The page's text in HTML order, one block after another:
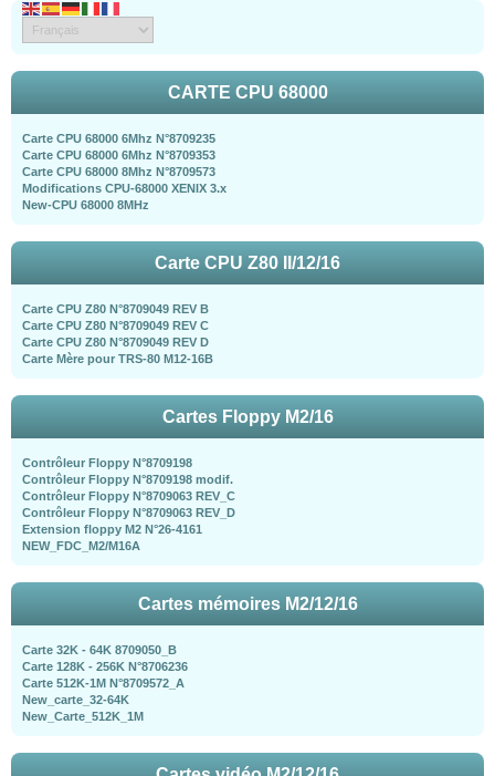
CARTE CPU 68000
Carte CPU 68000 6Mhz N°8709235
Carte CPU 68000 6Mhz N°8709353
Carte CPU 68000 8Mhz N°8709573
Modifications CPU-68000 XENIX 3.x
New-CPU 68000 8MHz
Carte CPU Z80 II/12/16
Carte CPU Z80 N°8709049 REV B
Carte CPU Z80 N°8709049 REV C
Carte CPU Z80 N°8709049 REV D
Carte Mère pour TRS-80 M12-16B
Cartes Floppy M2/16
Contrôleur Floppy N°8709198
Contrôleur Floppy N°8709198 modif.
Contrôleur Floppy N°8709063 REV_C
Contrôleur Floppy N°8709063 REV_D
Extension floppy M2 N°26-4161
NEW_FDC_M2/M16A
Cartes mémoires M2/12/16
Carte 32K - 64K 8709050_B
Carte 128K - 256K N°8706236
Carte 512K-1M N°8709572_A
New_carte_32-64K
New_Carte_512K_1M